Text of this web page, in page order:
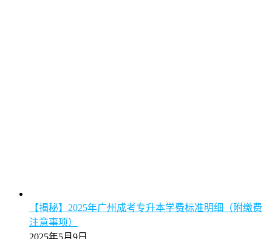
【揭秘】2025年广州成考专升本学费标准明细（附缴费
注意事项）